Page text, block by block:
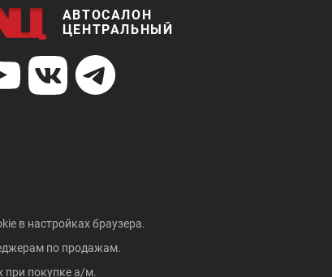
АВТОСАЛОН
ЦЕНТРАЛЬНЫЙ
в настройках браузера.
по продажам.
при покупке а/м.